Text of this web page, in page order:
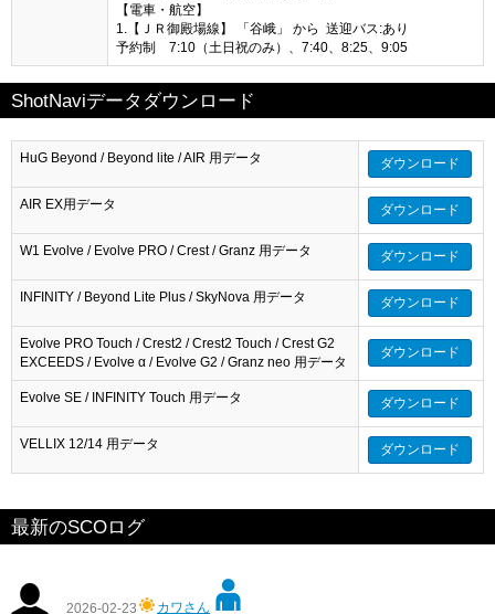
【電車・航空】
1.【ＪＲ御殿場線】 「谷峨」 から 送迎バス:あり
予約制 7:10（土日祝のみ）、7:40、8:25、9:05
ShotNaviデータダウンロード
HuG Beyond / Beyond lite / AIR 用データ ダウンロード
AIR EX用データ ダウンロード
W1 Evolve / Evolve PRO / Crest / Granz 用データ ダウンロード
INFINITY / Beyond Lite Plus / SkyNova 用データ ダウンロード
Evolve PRO Touch / Crest2 / Crest2 Touch / Crest G2
EXCEEDS / Evolve α / Evolve G2 / Granz neo 用データ
ダウンロード
Evolve SE / INFINITY Touch 用データ ダウンロード
VELLIX 12/14 用データ ダウンロード
最新のSCOログ
2026-02-23 カワさん